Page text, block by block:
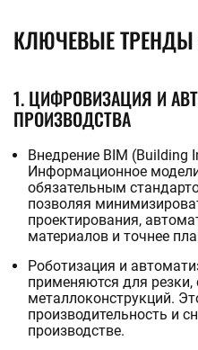
Полоса
Шина медная
Полоса
Полоса бронзовая
Полоса жаропрочная
Полоса латунная
Полоса дюралевая
Полоса никелевая
Танталовая полоса
Шина алюминиевая
Полоса алюминиевая
Полоса
Полоса
Нержавеющая
Полоса
Полоса медная
Шина титановая
ЛЕНТА
Лента никелевая
Лента
Лента стальная
Монель лента
Циркониевая лента
Лента нихромовая
Магниевая лента
Мельхиоровая лента
Танталовая лента
Фехралевая лента
Лента
Лента
Лента бронзовая
Лента
Лента алюминиевая
Лента медная
Лента
Нержавеющая лента
Лента латунная
Лента титановая
Лента вольфрамовая
Лента оловянная
Лента жаропрочная
Штрипс
Ещё
КЛЮЧЕВЫЕ ТРЕНДЫ
1. ЦИФРОВИЗАЦИЯ И
ПРОИЗВОДСТВА
Внедрение BIM (Building
Информационное
обязательным
позволяя
проектирования,
материалов и точнее
Роботизация и
применяются для резки,
металлоконструкций.
производительность и
производстве.